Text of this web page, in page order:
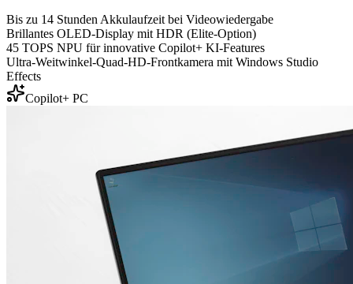
Bis zu 14 Stunden Akkulaufzeit bei Videowiedergabe
Brillantes OLED-Display mit HDR (Elite-Option)
45 TOPS NPU für innovative Copilot+ KI-Features
Ultra-Weitwinkel-Quad-HD-Frontkamera mit Windows Studio
Effects
Copilot+ PC